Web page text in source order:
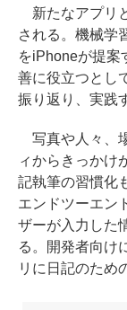
新たなアプリ
される。機械学
をiPhoneが提案
善に役立つとし
振り返り、実践
写真や人々、
ィからきっかけ
記執筆の習慣化
エンドツーエン
ザーが入力した
る。開発者向け
リに日記のため